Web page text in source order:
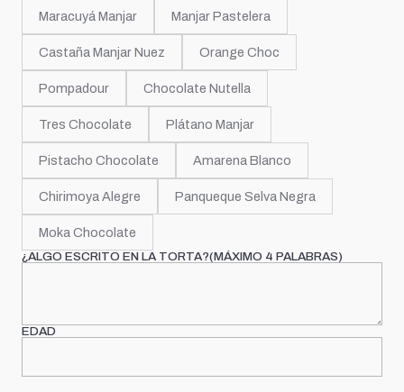
Maracuyá Manjar Manjar Pastelera
Castaña Manjar Nuez Orange Choc
Pompadour Chocolate Nutella
Tres Chocolate Plátano Manjar
Pistacho Chocolate Amarena Blanco
Chirimoya Alegre Panqueque Selva Negra
Moka Chocolate
¿ALGO ESCRITO EN LA TORTA?(MÁXIMO 4 PALABRAS)
EDAD